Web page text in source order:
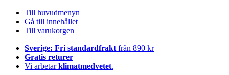
Till huvudmenyn
Gå till innehållet
Till varukorgen
Sverige: Fri standardfrakt från 890 kr
Gratis returer
Vi arbetarklimatmedvetet.